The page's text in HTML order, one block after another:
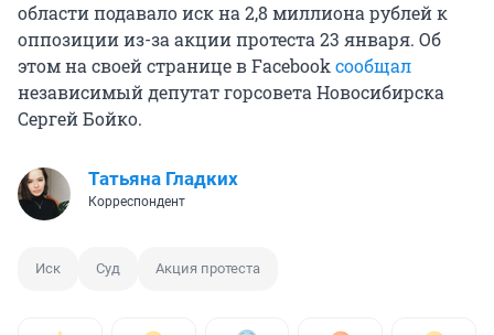
области подавало иск на 2,8 миллиона рублей к
оппозиции из-за акции протеста 23 января. Об
этом на своей странице в Facebookсообщал
независимый депутат горсовета Новосибирска
Сергей Бойко.
Татьяна Гладких
Корреспондент
Иск Суд Акция протеста